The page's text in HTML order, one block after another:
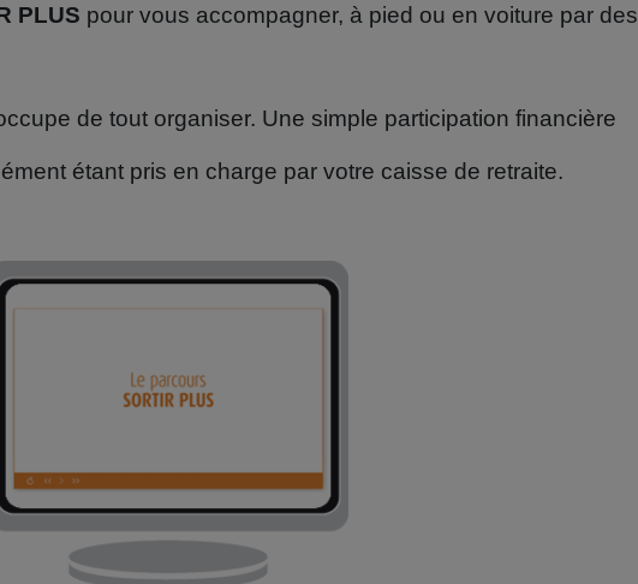
PLUS pour vous accompagner, à pied ou en voiture par des
de tout organiser. Une simple participation financière
étant pris en charge par votre caisse de retraite.